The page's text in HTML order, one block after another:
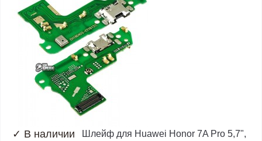
✓ В наличии
Шлейф для Huawei Honor 7A Pro 5,7",